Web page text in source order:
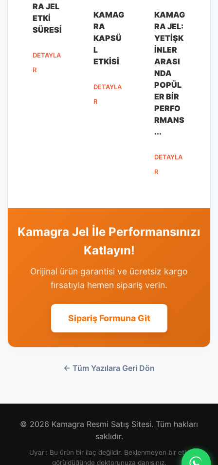
RA JEL
ETKI
SÜRESI
DETAYLA
R
KAMAG
RA
KAPSÜ
L
ETKISI
DETAYLA
R
KAMAG
RA JEL:
YETIŞK
INLER
ARASI
NDA
POPÜL
ER BIR
PERFO
RMANS
...
DETAYLA
R
Kamagra Jel İle Performansınızı
Katlayın!
Orijinal ürün garantisi ve ücretsiz kargo
fırsatıyla hemen sipariş verin.
Sipariş Formuna Git
← Tüm Yazılara Geri Dön
© 2026 Kamagra Resmi Satış Sitesi. Tüm hakları
saklıdır.
Uyarı: Bu ürün bir ilaç değildir. Beklenmeyen bir etki
görüldüğünde doktorunuza danışınız.